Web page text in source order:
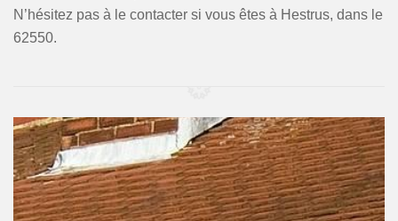
N’hésitez pas à le contacter si vous êtes à Hestrus, dans le
62550.